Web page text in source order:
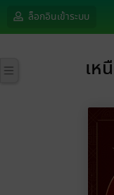
ล็อกอินเข้าระบบ
เห